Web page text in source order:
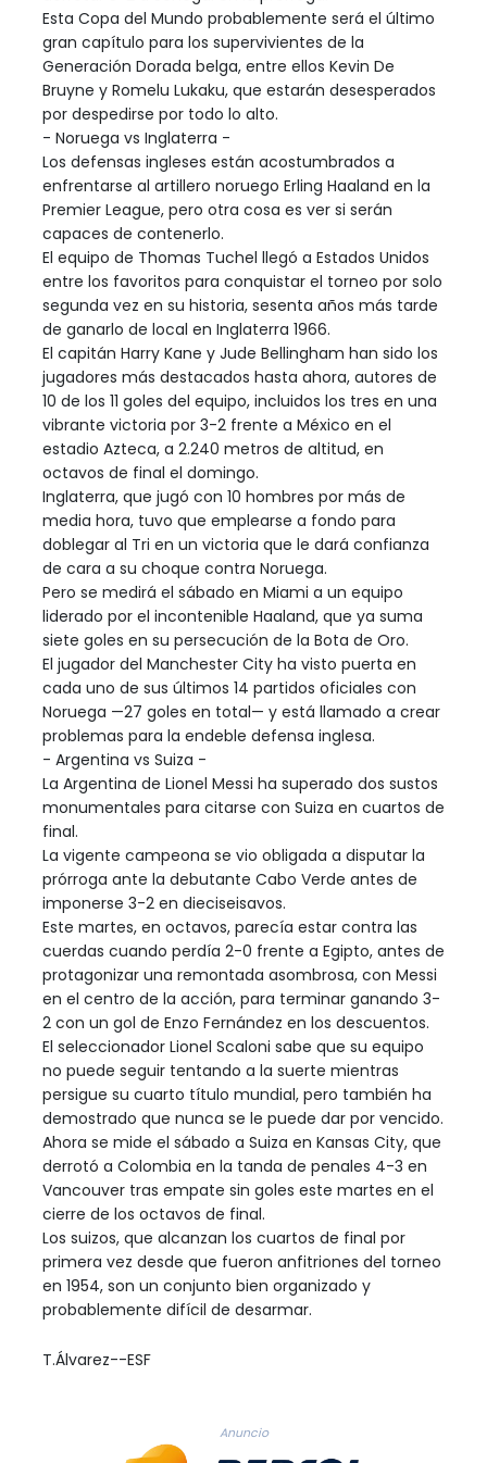
Esta Copa del Mundo probablemente será el último
gran capítulo para los supervivientes de la
Generación Dorada belga, entre ellos Kevin De
Bruyne y Romelu Lukaku, que estarán desesperados
por despedirse por todo lo alto.
- Noruega vs Inglaterra -
Los defensas ingleses están acostumbrados a
enfrentarse al artillero noruego Erling Haaland en la
Premier League, pero otra cosa es ver si serán
capaces de contenerlo.
El equipo de Thomas Tuchel llegó a Estados Unidos
entre los favoritos para conquistar el torneo por solo
segunda vez en su historia, sesenta años más tarde
de ganarlo de local en Inglaterra 1966.
El capitán Harry Kane y Jude Bellingham han sido los
jugadores más destacados hasta ahora, autores de
10 de los 11 goles del equipo, incluidos los tres en una
vibrante victoria por 3-2 frente a México en el
estadio Azteca, a 2.240 metros de altitud, en
octavos de final el domingo.
Inglaterra, que jugó con 10 hombres por más de
media hora, tuvo que emplearse a fondo para
doblegar al Tri en un victoria que le dará confianza
de cara a su choque contra Noruega.
Pero se medirá el sábado en Miami a un equipo
liderado por el incontenible Haaland, que ya suma
siete goles en su persecución de la Bota de Oro.
El jugador del Manchester City ha visto puerta en
cada uno de sus últimos 14 partidos oficiales con
Noruega —27 goles en total— y está llamado a crear
problemas para la endeble defensa inglesa.
- Argentina vs Suiza -
La Argentina de Lionel Messi ha superado dos sustos
monumentales para citarse con Suiza en cuartos de
final.
La vigente campeona se vio obligada a disputar la
prórroga ante la debutante Cabo Verde antes de
imponerse 3-2 en dieciseisavos.
Este martes, en octavos, parecía estar contra las
cuerdas cuando perdía 2-0 frente a Egipto, antes de
protagonizar una remontada asombrosa, con Messi
en el centro de la acción, para terminar ganando 3-
2 con un gol de Enzo Fernández en los descuentos.
El seleccionador Lionel Scaloni sabe que su equipo
no puede seguir tentando a la suerte mientras
persigue su cuarto título mundial, pero también ha
demostrado que nunca se le puede dar por vencido.
Ahora se mide el sábado a Suiza en Kansas City, que
derrotó a Colombia en la tanda de penales 4-3 en
Vancouver tras empate sin goles este martes en el
cierre de los octavos de final.
Los suizos, que alcanzan los cuartos de final por
primera vez desde que fueron anfitriones del torneo
en 1954, son un conjunto bien organizado y
probablemente difícil de desarmar.
T.Álvarez--ESF
Anuncio